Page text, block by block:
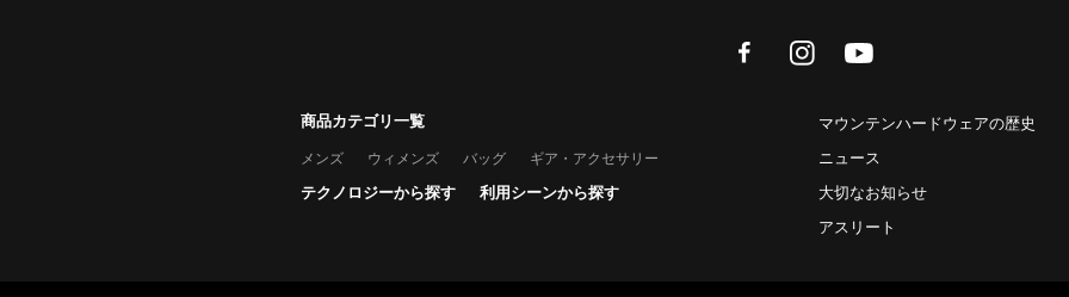
facebookinstagram
商品カテゴリ一覧
メンズ ウィメンズ バッグ ギア・アクセサリー
テクノロジーから探す 利用シーンから探す
マウンテンハードウェアの歴史
ニュース
大切なお知らせ
アスリート